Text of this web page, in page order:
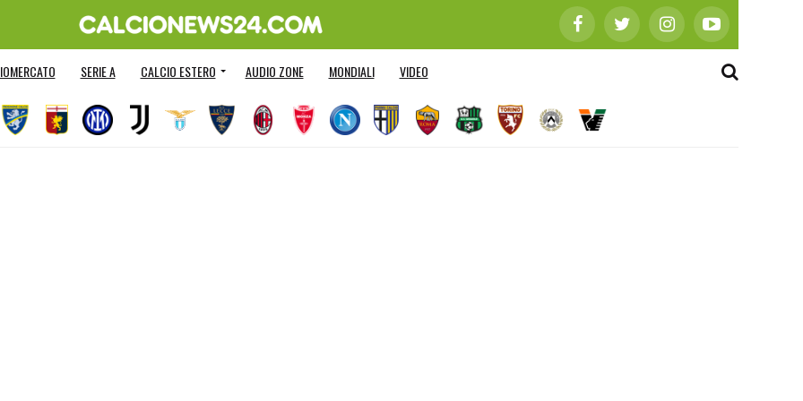
SERIE A CALCIO ESTERO AUDIO ZONE MONDIALI VIDEO